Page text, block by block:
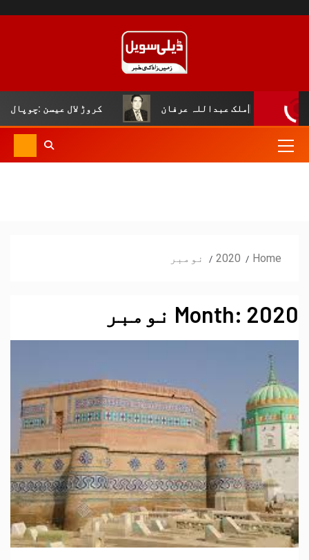
کروڑ لال عیسن :چوپال کلچرل اینڈ عرفان
Home
2020 نومبر
Month: 2020 نومبر